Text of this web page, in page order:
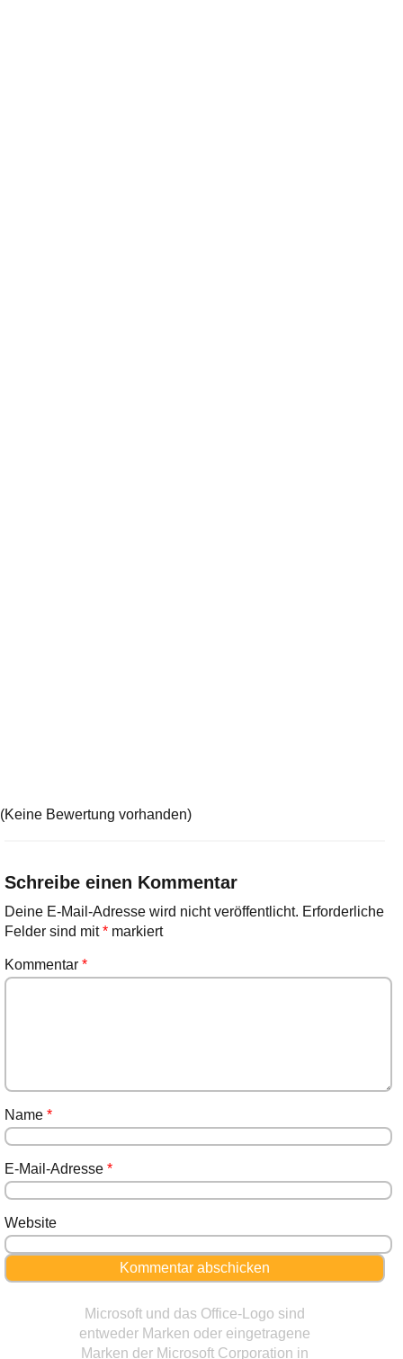
(Keine Bewertung vorhanden)
Schreibe einen Kommentar
Deine E-Mail-Adresse wird nicht veröffentlicht. Erforderliche
Felder sind mit*markiert
Kommentar *
Name *
E-Mail-Adresse *
Website
Microsoft und das Office-Logo sind
entweder Marken oder eingetragene
Marken der Microsoft Corporation in